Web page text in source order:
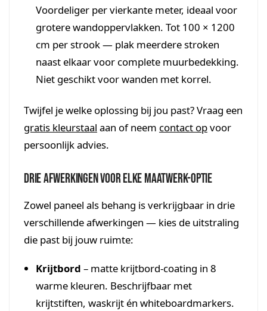
Voordeliger per vierkante meter, ideaal voor
grotere wandoppervlakken. Tot 100 × 1200
cm per strook — plak meerdere stroken
naast elkaar voor complete muurbedekking.
Niet geschikt voor wanden met korrel.
Twijfel je welke oplossing bij jou past? Vraag een
gratis kleurstaal aan of neem contact opvoor
persoonlijk advies.
Drie afwerkingen voor elke maatwerk-optie
Zowel paneel als behang is verkrijgbaar in drie
verschillende afwerkingen — kies de uitstraling
die past bij jouw ruimte:
Krijtbord – matte krijtbord-coating in 8
warme kleuren. Beschrijfbaar met
krijtstiften, waskrijt én whiteboardmarkers.